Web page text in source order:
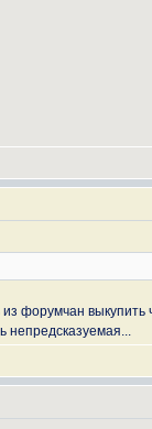
форумчан
непредсказуемая...